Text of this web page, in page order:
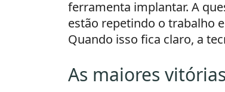
ferramenta implantar. A
estão repetindo o trabalho
Quando isso fica claro, a
As maiores